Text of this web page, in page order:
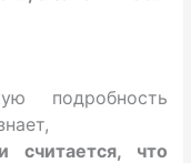
подробность
считается, что